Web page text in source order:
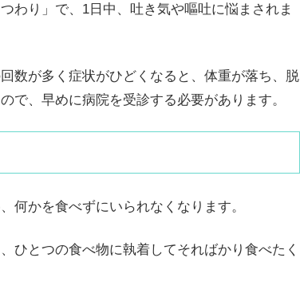
わり」で、1日中、吐き気や嘔吐に悩まされま
数が多く症状がひどくなると、体重が落ち、脱
で、早めに病院を受診する必要があります。
何かを食べずにいられなくなります。
ひとつの食べ物に執着してそればかり食べたく